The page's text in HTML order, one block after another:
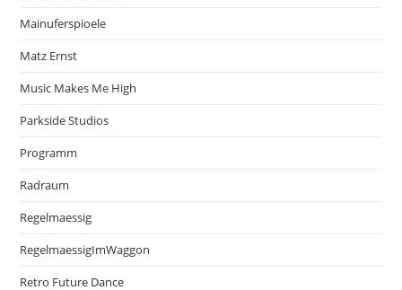
Mainuferspioele
Matz Ernst
Music Makes Me High
Parkside Studios
Programm
Radraum
Regelmaessig
RegelmaessigImWaggon
Retro Future Dance